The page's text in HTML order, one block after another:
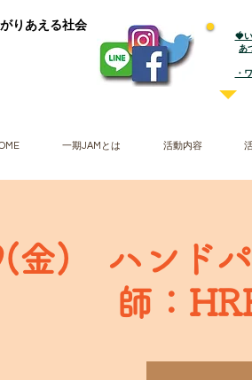
りあえる社会
🍓
あ
・
一期JAMとは 活動内容
金) ハンドパ
師：